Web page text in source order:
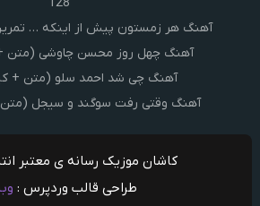
آهنگ هر زمستون پیش از اینکه …
آهنگ چهل روز محسن چاوشی (متن
آهنگ چی شد احمد سلو (متن +
آهنگ وقتی رفت سوگند و سیجل
کاشان موزیک رسانه ی معتبر
طراحی قالب وردپرس :